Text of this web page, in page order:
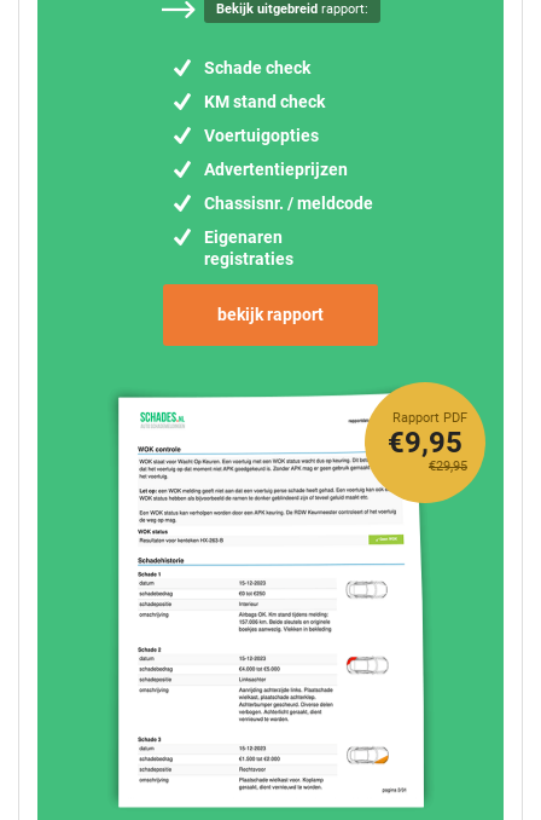
Bekijk uitgebreid rapport:
Schade check
KM stand check
Voertuigopties
Advertentieprijzen
Chassisnr. / meldcode
Eigenaren
registraties
bekijk rapport
Rapport PDF
€29,95
€9,95